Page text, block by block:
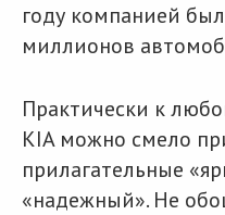
году компанией
миллионов
Практически к
KIA можно смело
прилагательные
«надежный». Не